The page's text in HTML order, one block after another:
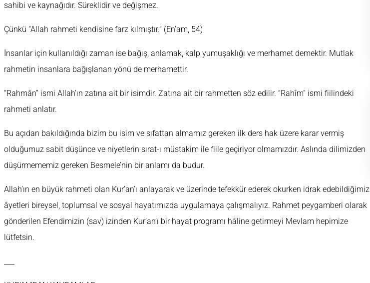
sahibi ve kaynağıdır. Süreklidir ve değişmez.
Çünkü “Allah rahmeti kendisine farz kılmıştır.” (En’am, 54)
İnsanlar için kullanıldığı zaman ise bağış, anlamak, kalp yumuşaklığı ve merhamet demektir. Mutlak
rahmetin insanlara bağışlanan yönü de merhamettir.
“Rahmân” ismi Allah’ın zatına ait bir isimdir. Zatına ait bir rahmetten söz edilir. “Rahîm” ismi fiilindeki
rahmeti anlatır.
Bu açıdan bakıldığında bizim bu isim ve sıfattan almamız gereken ilk ders hak üzere karar vermiş
olduğumuz sabit düşünce ve niyetlerin sırat-ı müstakim ile fiile geçiriyor olmamızdır. Aslında dilimizden
düşürmememiz gereken Besmele’nin bir anlamı da budur.
Allah’ın en büyük rahmeti olan Kur’an’ı anlayarak ve üzerinde tefekkür ederek okurken idrak edebildiğimiz
âyetleri bireysel, toplumsal ve sosyal hayatımızda uygulamaya çalışmalıyız. Rahmet peygamberi olarak
gönderilen Efendimizin (sav) izinden Kur’an’ı bir hayat programı hâline getirmeyi Mevlam hepimize
lütfetsin.